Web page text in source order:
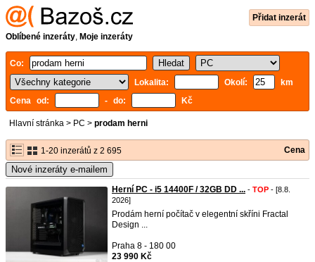
Přidat inzerát
Oblíbené inzeráty, Moje inzeráty
Co:
Lokalita:
Okolí:
km
Cena od:
- do: Kč
Hlavní stránka > PC > prodam herni
1-20 inzerátů z 2 695 Cena
Nové inzeráty e-mailem
Herní PC - i5 14400F / 32GB DD ... - TOP - [8.8.
2026]
Prodám herní počítač v elegentní skříni Fractal
Design ...
Praha 8 - 180 00
23 990 Kč